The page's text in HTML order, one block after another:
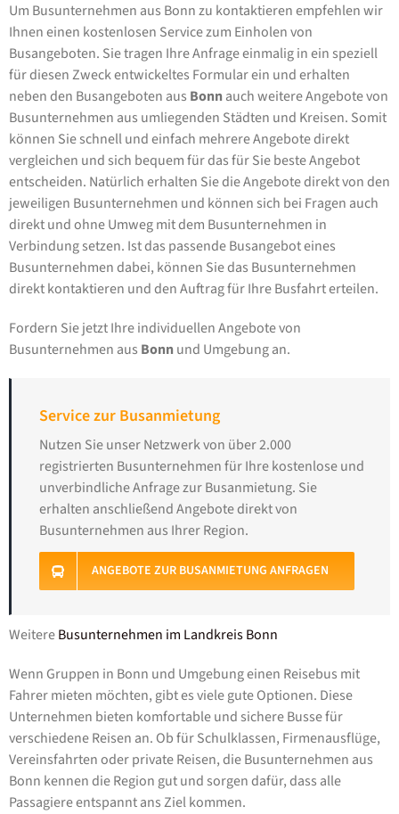
Um Busunternehmen aus Bonn zu kontaktieren empfehlen wir
Ihnen einen kostenlosen Service zum Einholen von
Busangeboten. Sie tragen Ihre Anfrage einmalig in ein speziell
für diesen Zweck entwickeltes Formular ein und erhalten
neben den Busangeboten aus Bonnauch weitere Angebote von
Busunternehmen aus umliegenden Städten und Kreisen. Somit
können Sie schnell und einfach mehrere Angebote direkt
vergleichen und sich bequem für das für Sie beste Angebot
entscheiden. Natürlich erhalten Sie die Angebote direkt von den
jeweiligen Busunternehmen und können sich bei Fragen auch
direkt und ohne Umweg mit dem Busunternehmen in
Verbindung setzen. Ist das passende Busangebot eines
Busunternehmen dabei, können Sie das Busunternehmen
direkt kontaktieren und den Auftrag für Ihre Busfahrt erteilen.
Fordern Sie jetzt Ihre individuellen Angebote von
Busunternehmen aus Bonnund Umgebung an.
Service zur Busanmietung
Nutzen Sie unser Netzwerk von über 2.000
registrierten Busunternehmen für Ihre kostenlose und
unverbindliche Anfrage zur Busanmietung. Sie
erhalten anschließend Angebote direkt von
Busunternehmen aus Ihrer Region.
ANGEBOTE ZUR BUSANMIETUNG ANFRAGEN
WeitereBusunternehmen im Landkreis Bonn
Wenn Gruppen in Bonn und Umgebung einen Reisebus mit
Fahrer mieten möchten, gibt es viele gute Optionen. Diese
Unternehmen bieten komfortable und sichere Busse für
verschiedene Reisen an. Ob für Schulklassen, Firmenausflüge,
Vereinsfahrten oder private Reisen, die Busunternehmen aus
Bonn kennen die Region gut und sorgen dafür, dass alle
Passagiere entspannt ans Ziel kommen.